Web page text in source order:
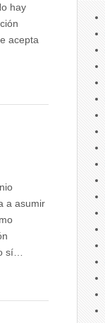
hay
acepta
a asumir
sí…